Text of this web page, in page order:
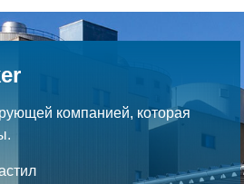
компанией, которая